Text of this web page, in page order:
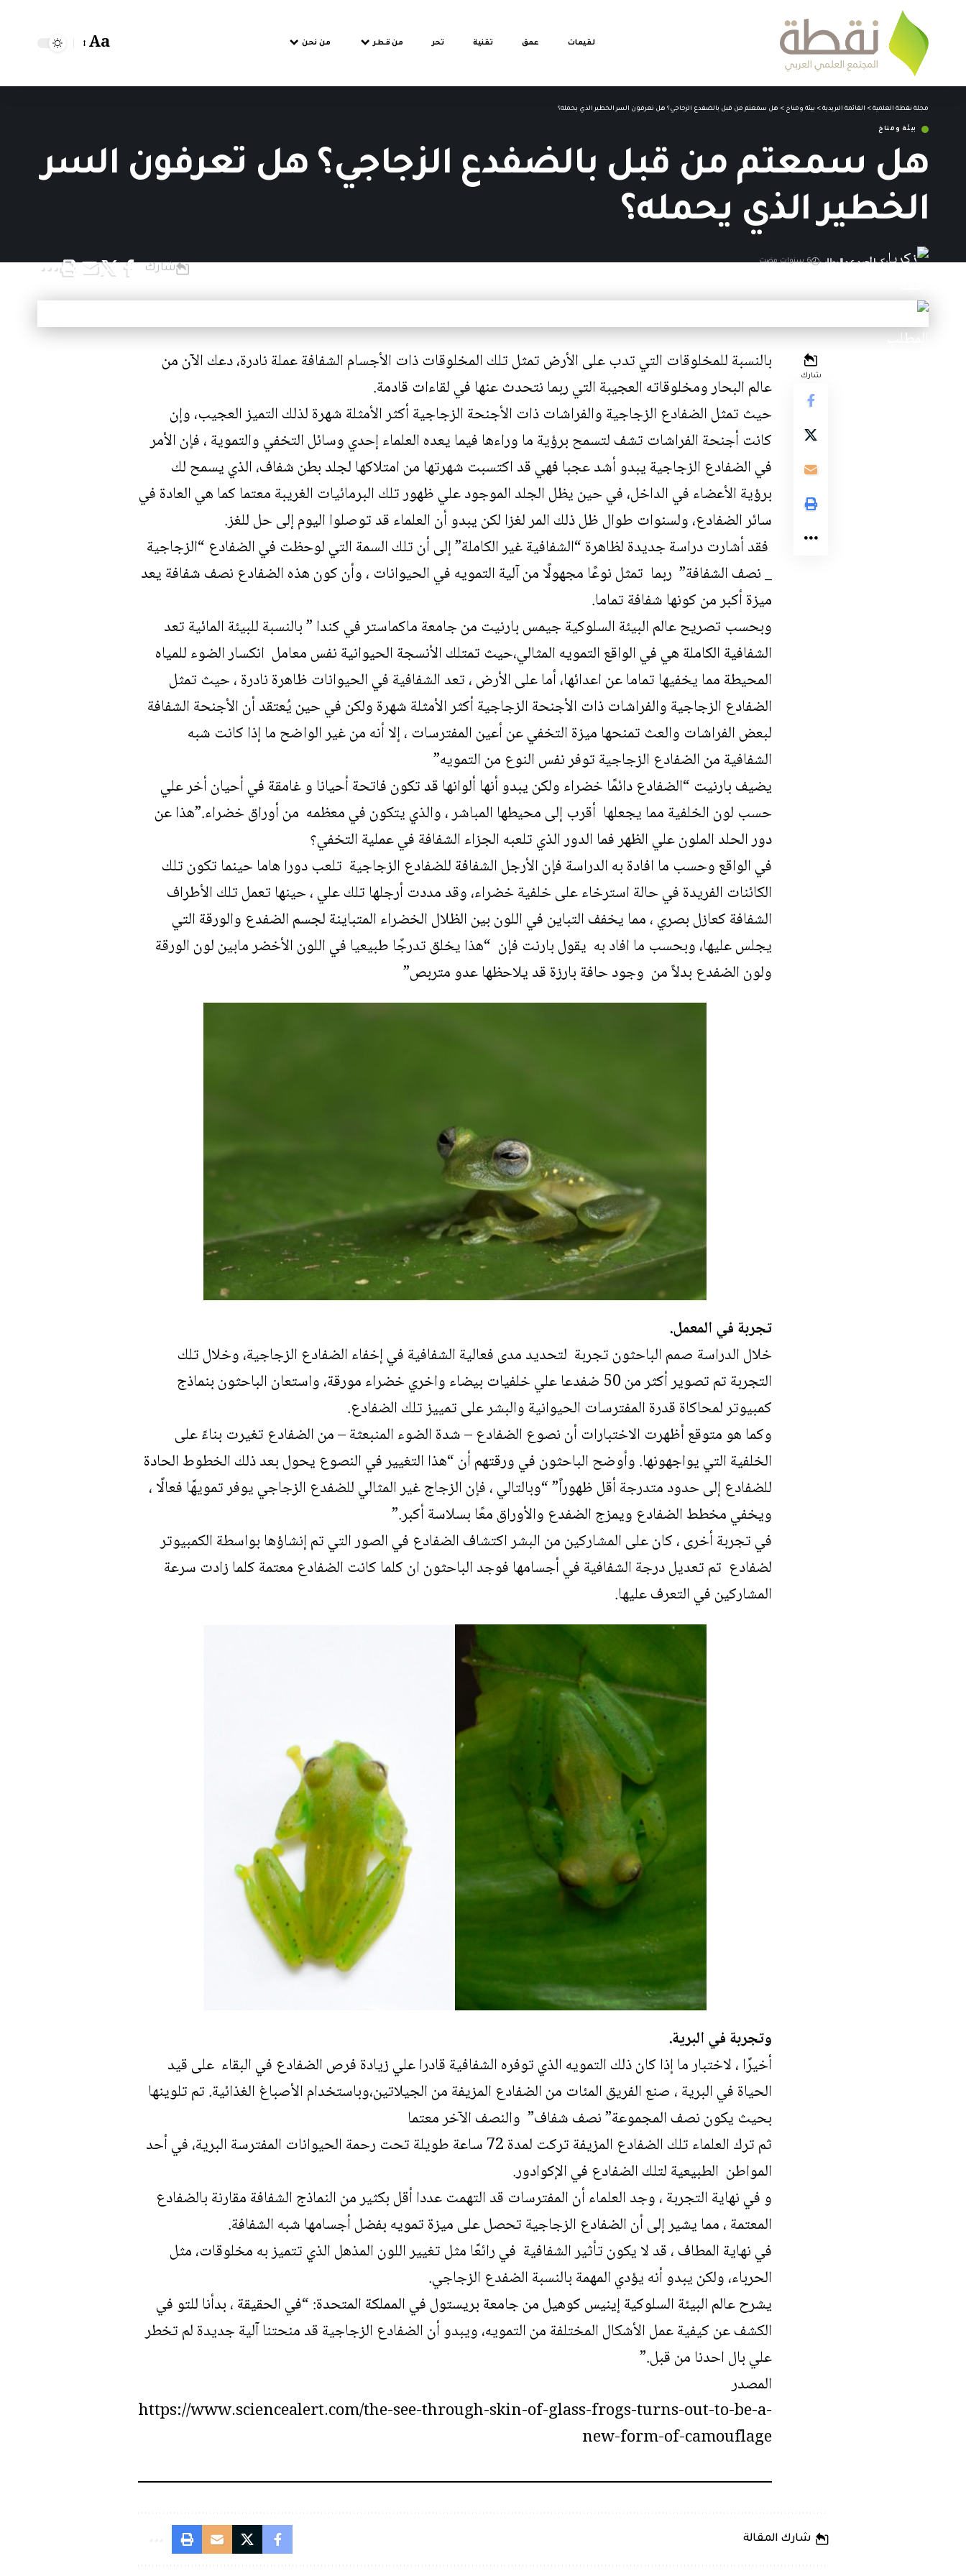
لقيمات عمق تقنية تحر من قطر من نحن Aa
مجلة نقطة العلمية > القائمة البريدية > بيئة ومناخ > هل سمعتم من قبل بالضفدع الزجاجي؟ هل تعرفون السر الخطير الذي يحمله؟
بيئة ومناخ
هل سمعتم من قبل بالضفدع الزجاجي؟ هل تعرفون السر
الخطير الذي يحمله؟
زكريا أحمد عبد المطلب 6 سنوات مضت
شارك
شارك
بالنسبة للمخلوقات التي تدب على الأرض تمثل تلك المخلوقات ذات الأجسام الشفافة عملة نادرة، دعك الآن من
عالم البحار ومخلوقاته العجيبة التي ربما نتحدث عنها في لقاءات قادمة.
حيث تمثل الضفادع الزجاجيةوالفراشات ذات الأجنحةالزجاجية أكثر الأمثلة شهرة لذلك التميز العجيب، وإن
كانت أجنحة الفراشات تشف لتسمح برؤية ما وراءها فيما يعده العلماء إحدي وسائل التخفي والتموية ، فإن الأمر
في الضفادع الزجاجية يبدو أشد عجبا فهي قد اكتسبت شهرتها من امتلاكها لجلد بطن شفاف، الذي يسمح لك
برؤية الأعضاء في الداخل، في حين يظل الجلد الموجود علي ظهور تلك البرمائيات الغريبة معتما كما هي العادة في
سائر الضفادع، ولسنوات طوال ظل ذلك المر لغزا لكن يبدو أن العلماء قد توصلوا اليوم إلى حل للغز.
فقد أشارتدراسة جديدةلظاهرة “الشفافية غير الكاملة” إلى أن تلك السمة التي لوحظت في الضفادع “الزجاجية
_ نصف الشفافة” ربما تمثل نوعًا مجهولًا من آلية التمويه في الحيوانات ، وأن كون هذه الضفادع نصف شفافة يعد
ميزة أكبر من كونها شفافة تماما.
وبحسب تصريح عالم البيئة السلوكية جيمس بارنيت من جامعة ماكماستر في كندا ” بالنسبة للبيئة المائية تعد
الشفافية الكاملة هي في الواقع التمويه المثالي،حيث تمتلك الأنسجة الحيوانية نفس معامل انكسار الضوء للمياه
المحيطة مما يخفيها تماما عن اعدائها، أما على الأرض ، تعد الشفافية في الحيوانات ظاهرة نادرة ، حيث تمثل
الضفادع الزجاجيةوالفراشات ذات الأجنحةالزجاجية أكثر الأمثلة شهرة ولكن في حين يُعتقد أن الأجنحة الشفافة
لبعض الفراشات والعث تمنحها ميزة التخفي عن أعين المفترسات ، إلا أنه من غير الواضح ما إذا كانت شبه
الشفافية من الضفادع الزجاجية توفر نفس النوع من التمويه”
يضيف بارنيت “الضفادع دائمًا خضراء ولكن يبدو أنها ألوانها قد تكون فاتحة أحيانا و غامقة في أحيان أخر علي
حسب لون الخلفية مما يجعلها أقرب إلى محيطها المباشر ، والذي يتكون في معظمه من أوراق خضراء.”هذا عن
دور الحلد الملون علي الظهر فما الدور الذي تلعبه الجزاء الشفافة في عملية التخفي؟
في الواقع وحسب ما افادة به الدراسة فإن الأرجل الشفافة للضفادع الزجاجية تلعب دورا هاما حينما تكون تلك
الكائنات الفريدة في حالة استرخاء على خلفية خضراء، وقد مددت أرجلها تلك علي ، حينها تعمل تلك الأطراف
الشفافة كعازل بصري ، مما يخفف التباين في اللون بين الظلال الخضراء المتباينة لجسم الضفدع والورقة التي
يجلس عليها، وبحسب ما افاد به يقول بارنت فإن “هذا يخلق تدرجًا طبيعيا في اللون الأخضر مابين لون الورقة
ولون الضفدع بدلاً من وجود حافة بارزة قد يلاحظها عدو متربص”
تجربة في المعمل.
خلال الدراسة صمم الباحثون تجربة لتحديد مدى فعالية الشفافية في إخفاء الضفادع الزجاجية، وخلال تلك
التجربة تم تصوير أكثر من 50 ضفدعا علي خلفيات بيضاء واخري خضراء مورقة، واستعان الباحثون بنماذج
كمبيوتر لمحاكاة قدرة المفترسات الحيوانية والبشر على تمييز تلك الضفادع.
وكما هو متوقع أظهرت الاختبارات أن نصوع الضفادع – شدة الضوء المنبعثة – من الضفادع تغيرت بناءً على
الخلفية التي يواجهونها. وأوضحالباحثون في ورقتهم أن“هذا التغيير في النصوع يحول بعد ذلك الخطوط الحادة
للضفادع إلى حدود متدرجة أقل ظهوراً” “وبالتالي ، فإن الزجاج غير المثالي للضفدع الزجاجي يوفر تمويهًا فعالًا ،
ويخفي مخطط الضفادع ويمزج الضفدع والأوراق معًا بسلاسة أكبر.”
في تجربة أخرى ، كان على المشاركين من البشر اكتشاف الضفادع في الصور التي تم إنشاؤها بواسطة الكمبيوتر
لضفادع تم تعديل درجة الشفافية في أجسامها فوجد الباحثون ان كلما كانت الضفادع معتمة كلما زادت سرعة
المشاركين في التعرف عليها.
وتجربة في البرية.
أخيرًا ، لاختبار ما إذا كان ذلك التمويه الذي توفره الشفافية قادرا علي زيادة فرص الضفادع في البقاء على قيد
الحياة في البرية ، صنع الفريق المئات من الضفادع المزيفة من الجيلاتين،وباستخدام الأصباغ الغذائية. تم تلوينها
بحيث يكون نصف المجموعة” نصف شفاف” والنصف الآخر معتما
ثم ترك العلماء تلك الضفادع المزيفة تركت لمدة 72 ساعة طويلة تحت رحمة الحيوانات المفترسة البرية، في أحد
المواطن الطبيعية لتلك الضفادع في الإكوادور.
و في نهاية التجربة ، وجد العلماء أن المفترسات قد التهمت عددا أقل بكثير من النماذج الشفافة مقارنة بالضفادع
المعتمة ، مما يشير إلى أن الضفادع الزجاجية تحصل على ميزة تمويه بفضل أجسامها شبه الشفافة.
في نهاية المطاف ، قد لا يكون تأثير الشفافية في رائعًا مثلتغيير اللون المذهل الذيتتميز به مخلوقات، مثل
الحرباء، ولكن يبدو أنه يؤدي المهمة بالنسبة الضفدع الزجاجي.
يشرحعالم البيئة السلوكية إينيس كوهيل من جامعة بريستول في المملكة المتحدة: “في الحقيقة ، بدأنا للتو في
الكشف عن كيفية عمل الأشكال المختلفة من التمويه، ويبدو أن الضفادع الزجاجية قد منحتنا آلية جديدة لم تخطر
علي بال احدنا من قبل.”
المصدر
https://www.sciencealert.com/the-see-through-skin-of-glass-frogs-turns-out-to-be-a-
new-form-of-camouflage
شارك المقالة